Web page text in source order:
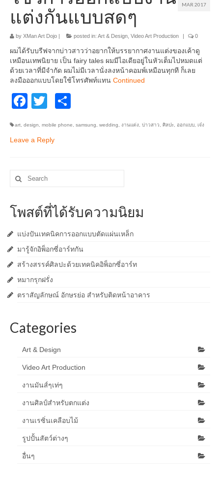
MAR 2017
แต่งกันแบบสดๆ
by XMan Art Dojo | posted in: Art & Design Video Art Production | 0
ผมได้รับบรีฟจากบ่าวสาวว่าอยากให้บรรยากาศงานแต่งของเค้าดู
เหมือนเทพนิยาย เป็น fairy tales ผมมีไอเดียอยู่ในหัวเต็มไปหมดแต่
ด้วยเวลาที่มีจำกัด ผมไม่มีเวลานั่งลงหน้าคอมพ์เหมือนทุกที ก็เลย
ลงมือออกแบบโดยใช้โทรศัพท์แทน Continued
Facebook
Twitter
art design mobile phone samsung wedding งานแต่ง บ่าวสาว ศิลปะ ออกแบบ เจ๋ง
Leave a Reply
Search
for:
โพสต์ที่ได้รับความนิยม
แบ่งปันเทคนิคการออกแบบตัดแผ่นเหล็ก
มารู้จักอิพ็อกซี่อาร์ทกัน
สร้างสรรค์ศิลปะด้วยเทคนิคอิพ็อกซี่อาร์ท
หมากรุกฝรั่ง
ตราสัญลักษณ์ อักษรย่อ สำหรับติดหน้าอาคาร
Categories
Art & Design
Video Art Production
งานมันส์ๆเท่ๆ
งานศิลป์สำหรับตกแต่ง
งานเรซิ่นเคลือบไม้
รูปปั้นสัตว์ต่างๆ
อื่นๆ